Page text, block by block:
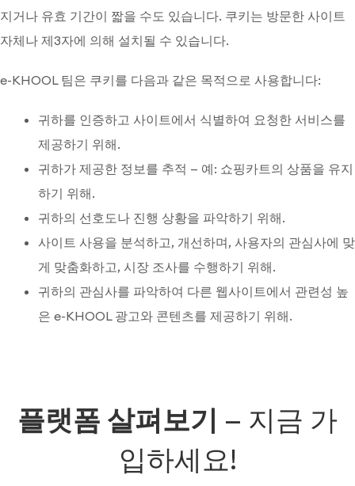
지거나 유효 기간이 짧을 수도 있습니다. 쿠키는 방문한 사이트
자체나 제3자에 의해 설치될 수 있습니다.
e-KHOOL 팀은 쿠키를 다음과 같은 목적으로 사용합니다:
귀하를 인증하고 사이트에서 식별하여 요청한 서비스를
제공하기 위해.
귀하가 제공한 정보를 추적 — 예: 쇼핑카트의 상품을 유지
하기 위해.
귀하의 선호도나 진행 상황을 파악하기 위해.
사이트 사용을 분석하고, 개선하며, 사용자의 관심사에 맞
게 맞춤화하고, 시장 조사를 수행하기 위해.
귀하의 관심사를 파악하여 다른 웹사이트에서 관련성 높
은 e-KHOOL 광고와 콘텐츠를 제공하기 위해.
플랫폼 살펴보기 — 지금 가
입하세요!